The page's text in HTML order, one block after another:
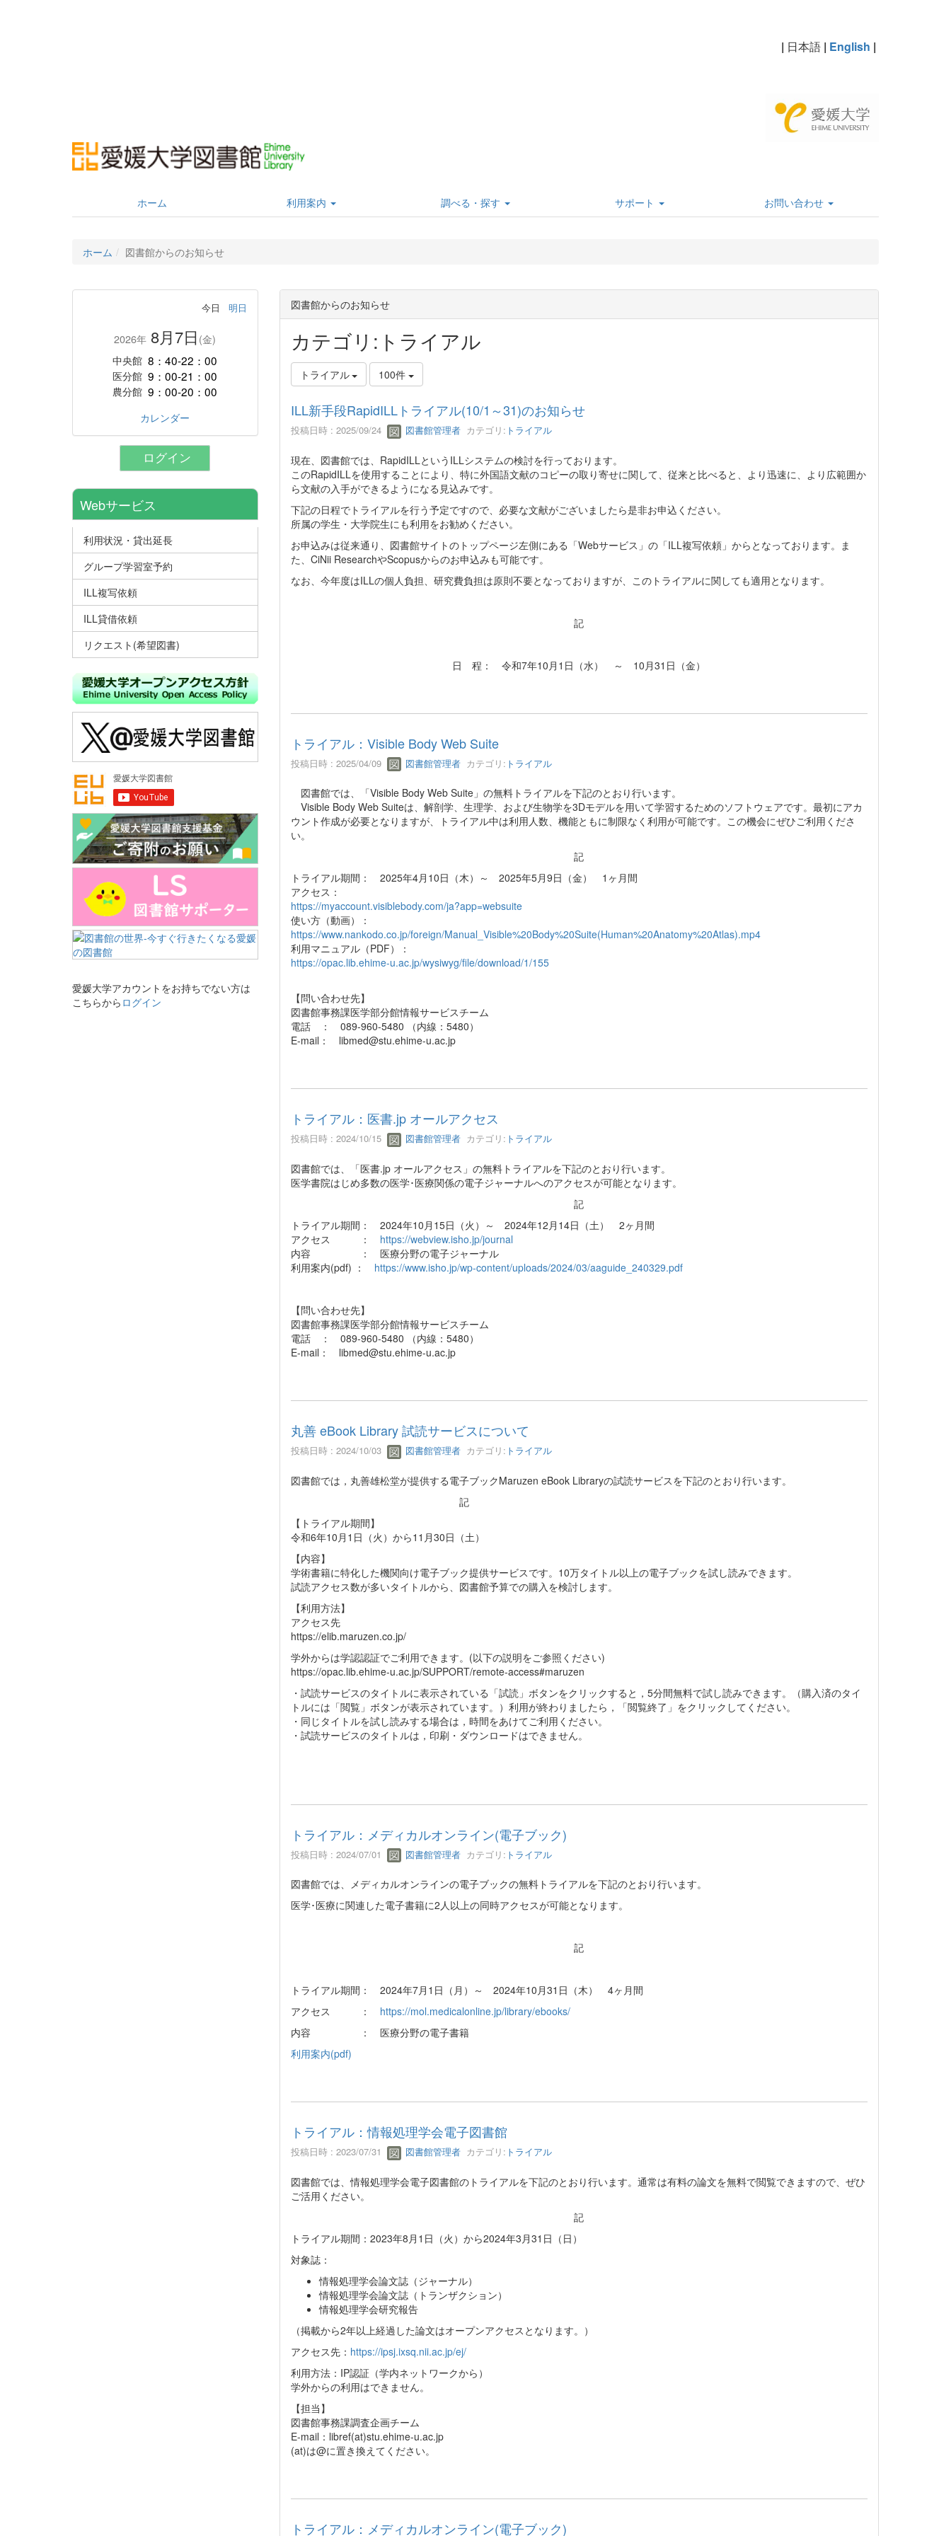
| 日本語 | English |
ホーム 利用案内 調べる・探す サポート お問い合わせ
ホーム 図書館からのお知らせ
図書館からのお知らせ
カテゴリ:トライアル
トライアル 100件
ILL新手段RapidILLトライアル(10/1～31)のお知らせ
投稿日時 : 2025/09/24 図書館管理者カテゴリ: トライアル
現在、図書館では、RapidILLというILLシステムの検討を行っております。
このRapidILLを使用することにより、特に外国語文献のコピーの取り寄せに関して、従来と比べると、より迅速に、より広範囲か
ら文献の入手ができるようになる見込みです。
下記の日程でトライアルを行う予定ですので、必要な文献がございましたら是非お申込ください。
所属の学生・大学院生にも利用をお勧めください。
お申込みは従来通り、図書館サイトのトップページ左側にある「Webサービス」の「ILL複写依頼」からとなっております。ま
た、CiNii ResearchやScopusからのお申込みも可能です。
なお、今年度はILLの個人負担、研究費負担は原則不要となっておりますが、このトライアルに関しても適用となります。
記
日 程： 令和7年10月1日（水） ～ 10月31日（金）
トライアル：Visible Body Web Suite
投稿日時 : 2025/04/09 図書館管理者カテゴリ: トライアル
図書館では、「Visible Body Web Suite」の無料トライアルを下記のとおり行います。
Visible Body Web Suiteは、解剖学、生理学、および生物学を3Dモデルを用いて学習するためのソフトウェアです。最初にアカ
ウント作成が必要となりますが、トライアル中は利用人数、機能ともに制限なく利用が可能です。この機会にぜひご利用くださ
い。
記
トライアル期間： 2025年4月10日（木）～ 2025年5月9日（金） 1ヶ月間
アクセス：
https://myaccount.visiblebody.com/ja?app=websuite
使い方（動画）：
https://www.nankodo.co.jp/foreign/Manual_Visible%20Body%20Suite(Human%20Anatomy%20Atlas).mp4
利用マニュアル（PDF）：
https://opac.lib.ehime-u.ac.jp/wysiwyg/file/download/1/155
【問い合わせ先】
図書館事務課医学部分館情報サービスチーム
電話 ： 089-960-5480 （内線：5480）
E-mail： libmed@stu.ehime-u.ac.jp
トライアル：医書.jp オールアクセス
投稿日時 : 2024/10/15 図書館管理者カテゴリ: トライアル
図書館では、「医書.jp オールアクセス」の無料トライアルを下記のとおり行います。
医学書院はじめ多数の医学･医療関係の電子ジャーナルへのアクセスが可能となります。
記
トライアル期間： 2024年10月15日（火）～ 2024年12月14日（土） 2ヶ月間
アクセス ： https://webview.isho.jp/journal
内容 ： 医療分野の電子ジャーナル
利用案内(pdf) ： https://www.isho.jp/wp-content/uploads/2024/03/aaguide_240329.pdf
【問い合わせ先】
図書館事務課医学部分館情報サービスチーム
電話 ： 089-960-5480 （内線：5480）
E-mail： libmed@stu.ehime-u.ac.jp
丸善 eBook Library 試読サービスについて
投稿日時 : 2024/10/03 図書館管理者カテゴリ: トライアル
図書館では，丸善雄松堂が提供する電子ブックMaruzen eBook Libraryの試読サービスを下記のとおり行います。
記
【トライアル期間】
令和6年10月1日（火）から11月30日（土）
【内容】
学術書籍に特化した機関向け電子ブック提供サービスです。10万タイトル以上の電子ブックを試し読みできます。
試読アクセス数が多いタイトルから、図書館予算での購入を検討します。
【利用方法】
アクセス先
https://elib.maruzen.co.jp/
学外からは学認認証でご利用できます。(以下の説明をご参照ください)
https://opac.lib.ehime-u.ac.jp/SUPPORT/remote-access#maruzen
・試読サービスのタイトルに表示されている「試読」ボタンをクリックすると，5分間無料で試し読みできます。（購入済のタイ
トルには「閲覧」ボタンが表示されています。）利用が終わりましたら，「閲覧終了」をクリックしてください。
・同じタイトルを試し読みする場合は，時間をあけてご利用ください。
・試読サービスのタイトルは，印刷・ダウンロードはできません。
トライアル：メディカルオンライン(電子ブック)
投稿日時 : 2024/07/01 図書館管理者カテゴリ: トライアル
図書館では、メディカルオンラインの電子ブックの無料トライアルを下記のとおり行います。
医学･医療に関連した電子書籍に2人以上の同時アクセスが可能となります。
記
トライアル期間： 2024年7月1日（月）～ 2024年10月31日（木） 4ヶ月間
アクセス ： https://mol.medicalonline.jp/library/ebooks/
内容 ： 医療分野の電子書籍
利用案内(pdf)
トライアル：情報処理学会電子図書館
投稿日時 : 2023/07/31 図書館管理者カテゴリ: トライアル
図書館では、情報処理学会電子図書館のトライアルを下記のとおり行います。通常は有料の論文を無料で閲覧できますので、ぜひ
ご活用ください。
記
トライアル期間：2023年8月1日（火）から2024年3月31日（日）
対象誌：
情報処理学会論文誌（ジャーナル）
情報処理学会論文誌（トランザクション）
情報処理学会研究報告
（掲載から2年以上経過した論文はオープンアクセスとなります。）
アクセス先： https://ipsj.ixsq.nii.ac.jp/ej/
利用方法：IP認証（学内ネットワークから）
学外からの利用はできません。
【担当】
図書館事務課調査企画チーム
E-mail：libref(at)stu.ehime-u.ac.jp
(at)は@に置き換えてください。
トライアル：メディカルオンライン(電子ブック)
今日 明日
2026年 8月7日 (金)
中央館 8：40-22：00
医分館 9：00-21：00
農分館 9：00-20：00
カレンダー
ログイン
Webサービス
利用状況・貸出延長
グループ学習室予約
ILL複写依頼
ILL貸借依頼
リクエスト(希望図書)
愛媛大学アカウントをお持ちでない方は
こちらから ログイン